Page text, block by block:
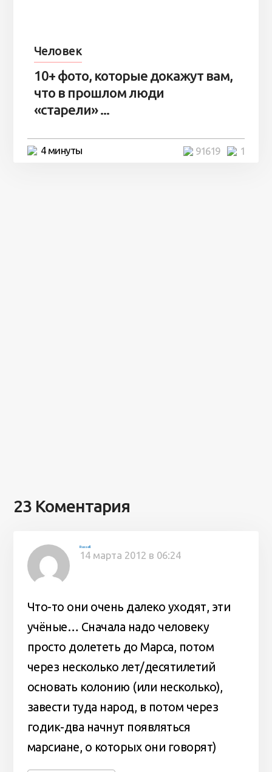
Человек
10+ фото, которые докажут вам,
что в прошлом люди
«старели» ...
4 минуты 1
91619
23 Коментария
Russell
14 марта 2012 в 06:24
Что-то они очень далеко уходят, эти
учёные… Сначала надо человеку
просто долететь до Марса, потом
через несколько лет/десятилетий
основать колонию (или несколько),
завести туда народ, в потом через
годик-два начнут появляться
марсиане, о которых они говорят)